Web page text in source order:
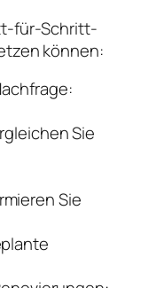
für-Schritt-
können:
Sie
Sie